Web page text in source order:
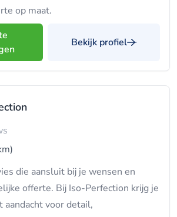
op maat.
Bekijk profiel
die aansluit bij je wensen en
offerte. Bij Iso-Perfection krijg je
voor detail,